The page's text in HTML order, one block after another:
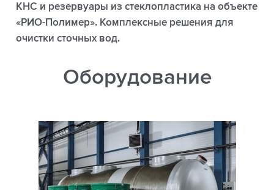
КНС и резервуары из стеклопластика на объекте
«РИО-Полимер». Комплексные решения для
очистки сточных вод.
Оборудование